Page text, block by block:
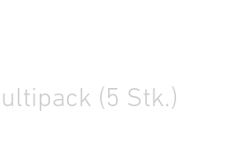
(5 Stk.)